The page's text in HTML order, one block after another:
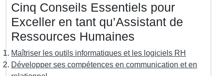
Cinq Conseils Essentiels pour
Exceller en tant qu’Assistant de
Ressources Humaines
Maîtriser les outils informatiques et les logiciels RH
Développer ses compétences en communication et en